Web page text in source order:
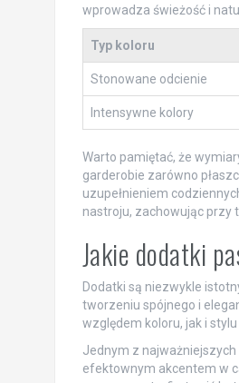
wprowadza świeżość i
Typ koloru
Stonowane odcienie
Intensywne kolory
Warto pamiętać, że
garderobie zarówno
uzupełnieniem
nastroju, zachowując przy
Jakie dodatki
Dodatki są niezwykle
tworzeniu spójnego i
względem koloru, jak i
Jednym z
efektownym akcentem w